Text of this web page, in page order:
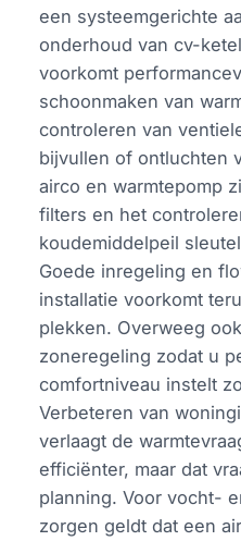
een systeemgerichte
onderhoud van cv-
voorkomt
schoonmaken van
controleren van
bijvullen of ontluchten
airco en warmtepomp
filters en het
koudemiddelpeil
Goede inregeling en
installatie voorkomt
plekken. Overweeg
zoneregeling zodat u
comfortniveau instelt
Verbeteren van
verlaagt de
efficiënter, maar dat
planning. Voor vocht-
zorgen geldt dat een